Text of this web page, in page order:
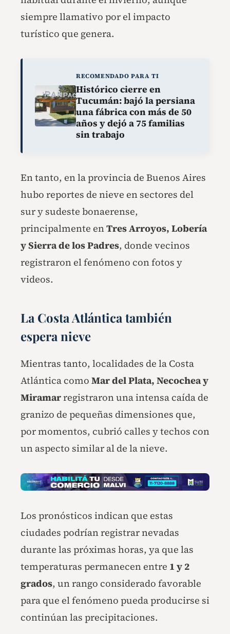
siempre llamativo por el impacto
turístico que genera.
RECOMENDADO PARA TI
Histórico cierre en
Tucumán: bajó la persiana
una fábrica con más de 50
años y dejó a 75 familias
sin trabajo
En tanto, en la provincia de Buenos Aires
hubo reportes de nieve en sectores del
sur y sudeste bonaerense,
principalmente enTres Arroyos, Lobería
y Sierra de los Padres, donde vecinos
registraron el fenómeno con fotos y
videos.
La Costa Atlántica también
espera nieve
Mientras tanto, localidades de la Costa
Atlántica como Mar del Plata, Necochea y
Miramarregistraron una intensa caída de
granizo de pequeñas dimensiones que,
por momentos, cubrió calles y techos con
un aspecto similar al de la nieve.
Los pronósticos indican que estas
ciudades podrían registrar nevadas
durante las próximas horas, ya que las
temperaturas permanecen entre 1 y 2
grados, un rango considerado favorable
para que el fenómeno pueda producirse si
continúan las precipitaciones.